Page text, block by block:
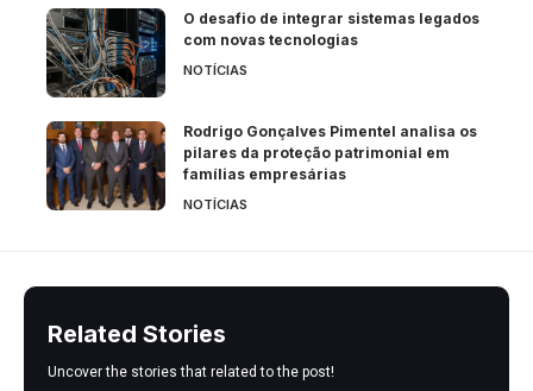
O desafio de integrar sistemas legados
com novas tecnologias
NOTÍCIAS
Rodrigo Gonçalves Pimentel analisa os
pilares da proteção patrimonial em
famílias empresárias
NOTÍCIAS
Related Stories
Uncover the stories that related to the post!